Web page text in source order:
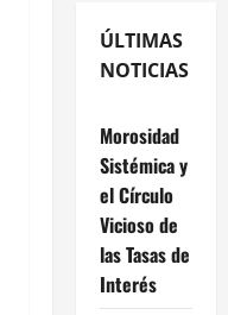
ÚLTIMAS
NOTICIAS
Morosidad
Sistémica y
el Círculo
Vicioso de
las Tasas de
Interés